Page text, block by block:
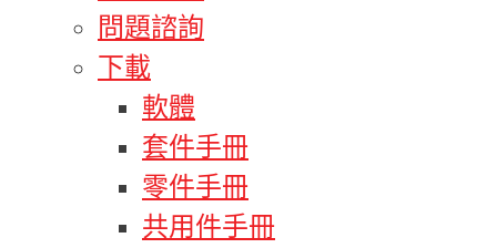
問題諮詢
下載
軟體
套件手冊
零件手冊
共用件手冊